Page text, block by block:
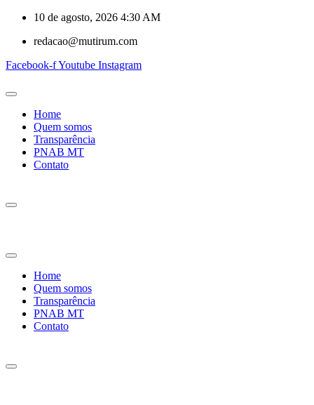
10 de agosto, 2026 4:30 AM
redacao@mutirum.com
Facebook-fYoutube Instagram
Home
Quem somos
Transparência
PNAB MT
Contato
Home
Quem somos
Transparência
PNAB MT
Contato